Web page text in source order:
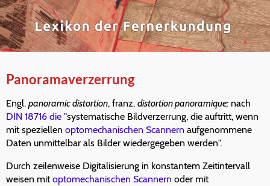
Panoramaverzerrung
Engl. panoramic distortion, franz. distortion panoramique; nach
DIN 18716 die "systematische Bildverzerrung, die auftritt, wenn
mit speziellen optomechanischen Scannern aufgenommene
Daten unmittelbar als Bilder wiedergegeben werden".
Durch zeilenweise Digitalisierung in konstantem Zeitintervall
weisen mitoptomechanischen Scannern oder mit